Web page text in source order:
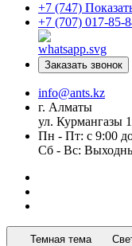
+7 (747)
+7 (707) 017-85-
Заказать звонок
info@ants.kz
г. Алматы
ул. Курмангазы
Пн - Пт: с 9:00
Сб - Вс:
Темная тема